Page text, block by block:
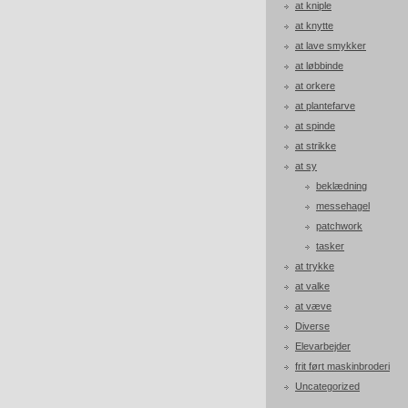
at kniple
at knytte
at lave smykker
at løbbinde
at orkere
at plantefarve
at spinde
at strikke
at sy
beklædning
messehagel
patchwork
tasker
at trykke
at valke
at væve
Diverse
Elevarbejder
frit ført maskinbroderi
Uncategorized